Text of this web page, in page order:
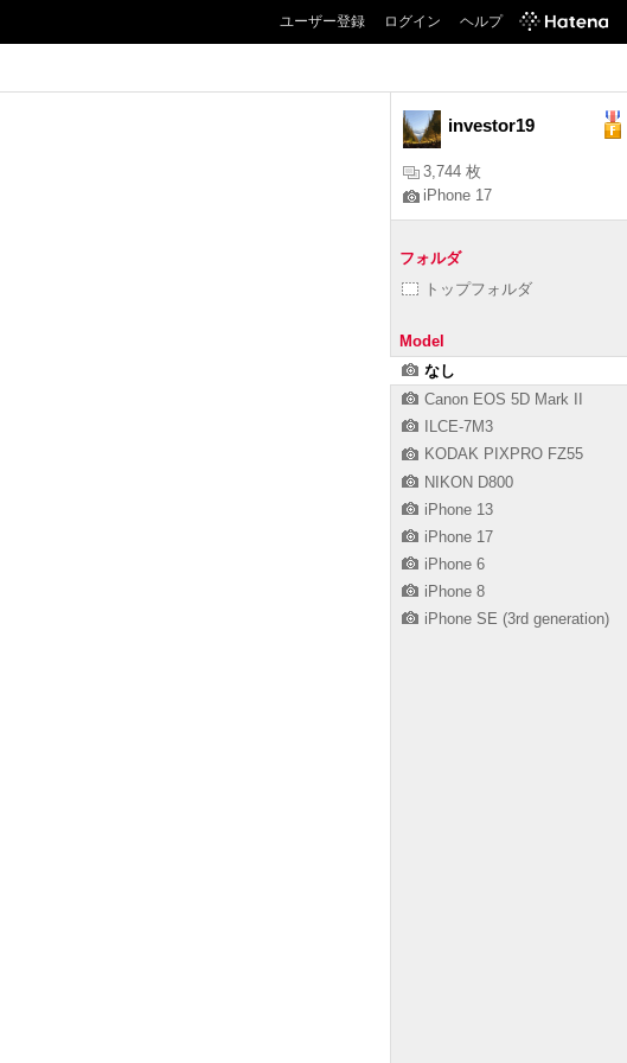
ユーザー登録 ログイン ヘルプ
investor19
3,744 枚
iPhone 17
フォルダ
トップフォルダ
Model
なし
Canon EOS 5D Mark II
ILCE-7M3
KODAK PIXPRO FZ55
NIKON D800
iPhone 13
iPhone 17
iPhone 6
iPhone 8
iPhone SE (3rd generation)